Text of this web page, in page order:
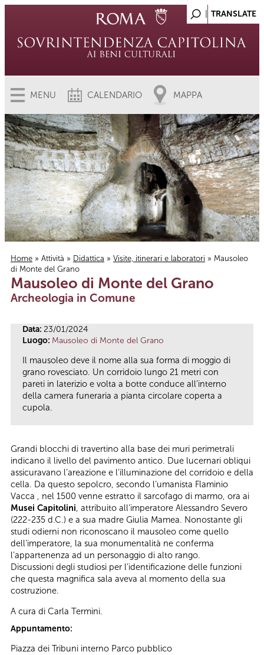
MENU CALENDARIO MAPPA
Tu sei qui
Home » Attività » Didattica » Visite, itinerari e laboratori » Mausoleo
di Monte del Grano
Mausoleo di Monte del Grano
Archeologia in Comune
Data: 23/01/2024
Luogo: Mausoleo di Monte del Grano
Il mausoleo deve il nome alla sua forma di moggio di
grano rovesciato. Un corridoio lungo 21 metri con
pareti in laterizio e volta a botte conduce all’interno
della camera funeraria a pianta circolare coperta a
cupola.
Grandi blocchi di travertino alla base dei muri perimetrali
indicano il livello del pavimento antico. Due lucernari obliqui
assicuravano l’areazione e l’illuminazione del corridoio e della
cella. Da questo sepolcro, secondo l’umanista Flaminio
Vacca , nel 1500 venne estratto il sarcofago di marmo, ora ai
Musei Capitolini, attribuito all’imperatore Alessandro Severo
(222-235 d.C.) e a sua madre Giulia Mamea. Nonostante gli
studi odierni non riconoscano il mausoleo come quello
dell’imperatore, la sua monumentalità ne conferma
l’appartenenza ad un personaggio di alto rango.
Discussioni degli studiosi per l’identificazione delle funzioni
che questa magnifica sala aveva al momento della sua
costruzione.
A cura di Carla Termini.
Appuntamento:
Piazza dei Tribuni interno Parco pubblico